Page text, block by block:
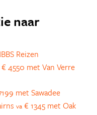
naar
Reizen
€ 4550 met Van Verre
met Sawadee
va € 1345 met Oak